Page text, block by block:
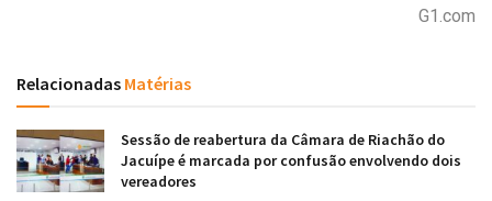
G1.com
Relacionadas Matérias
Sessão de reabertura da Câmara de Riachão do
Jacuípe é marcada por confusão envolvendo dois
vereadores